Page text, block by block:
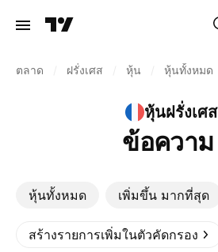
ตลาด ฝรั่งเศส หุ้น หุ้นทั้งหมด
หุ้นฝรั่งเศส
ข้อความ
หุ้นทั้งหมด เพิ่มขึ้น มากที่สุด
สร้างรายการเพิ่มในตัวคัดกรอง